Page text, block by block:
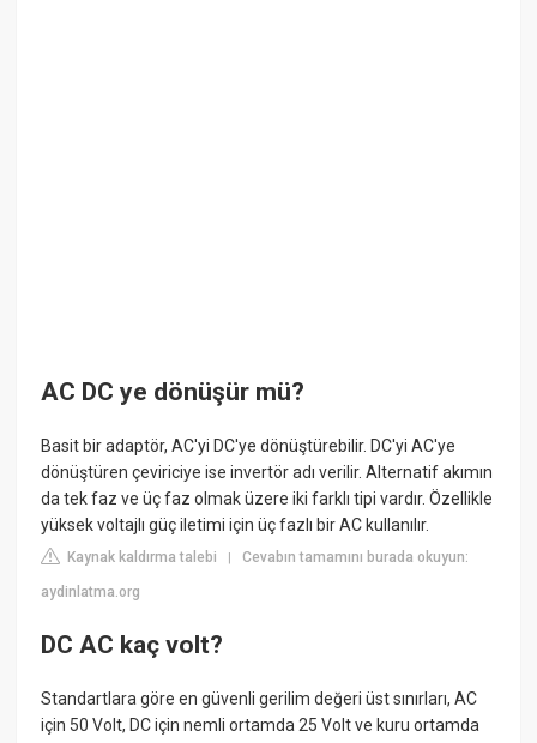
AC DC ye dönüşür mü?
Basit bir adaptör, AC'yi DC'ye dönüştürebilir. DC'yi AC'ye
dönüştüren çeviriciye ise invertör adı verilir. Alternatif akımın
da tek faz ve üç faz olmak üzere iki farklı tipi vardır. Özellikle
yüksek voltajlı güç iletimi için üç fazlı bir AC kullanılır.
Kaynak kaldırma talebi |Cevabın tamamını burada okuyun:
aydinlatma.org
DC AC kaç volt?
Standartlara göre en güvenli gerilim değeri üst sınırları, AC
için 50 Volt, DC için nemli ortamda 25 Volt ve kuru ortamda